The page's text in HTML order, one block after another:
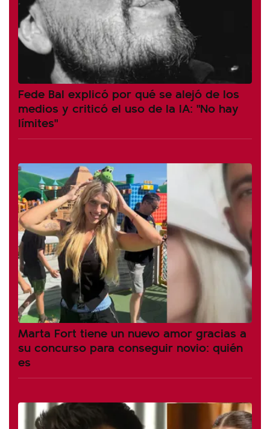
Fede Bal explicó por qué se alejó de los
medios y criticó el uso de la IA: "No hay
límites"
Marta Fort tiene un nuevo amor gracias a
su concurso para conseguir novio: quién
es